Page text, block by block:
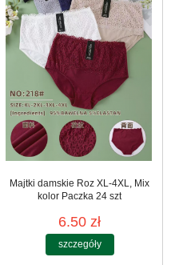
Majtki damskie Roz XL-4XL, Mix
kolor Paczka 24 szt
6.50 zł
szczegóły